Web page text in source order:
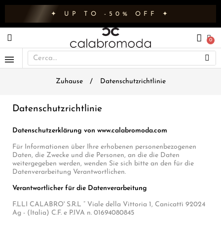
✦ UP TO -50% OFF ✦
Zuhause Datenschutzrichtlinie
Datenschutzrichtlinie
Datenschutzerklärung von www.calabromoda.com
Für Informationen über Ihre erhobenen personenbezogenen
Daten, die Zwecke und die Personen, an die die Daten
weitergegeben werden, wenden Sie sich bitte an den für die
Datenverarbeitung Verantwortlichen.
Verantwortlicher für die Datenverarbeitung
F.LLI CALABRO' S.R.L ” Viale della Vittoria 1, Canicattì 92024
Ag - (Italia) C.F. e P.IVA n. 01694080845